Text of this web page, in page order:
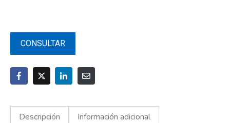
CONSULTAR
Descripción Información adicional